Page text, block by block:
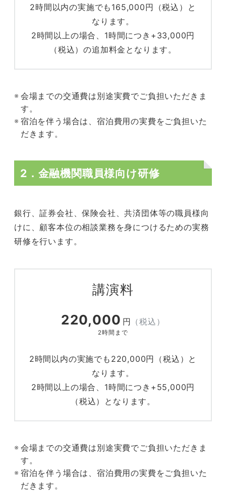
2時間以内の実施でも165,000円（税込）と
なります。
2時間以上の場合、1時間につき+33,000円
（税込）の追加料金となります。
会場までの交通費は別途実費でご負担いただきま
す。
宿泊を伴う場合は、宿泊費用の実費をご負担いた
だきます。
2．金融機関職員様向け研修
銀行、証券会社、保険会社、共済団体等の職員様向
けに、顧客本位の相談業務を身につけるための実務
研修を行います。
講演料
220,000 円 （税込）
2時間まで
2時間以内の実施でも220,000円（税込）と
なります。
2時間以上の場合、1時間につき+55,000円
（税込）となります。
会場までの交通費は別途実費でご負担いただきま
す。
宿泊を伴う場合は、宿泊費用の実費をご負担いた
だきます。